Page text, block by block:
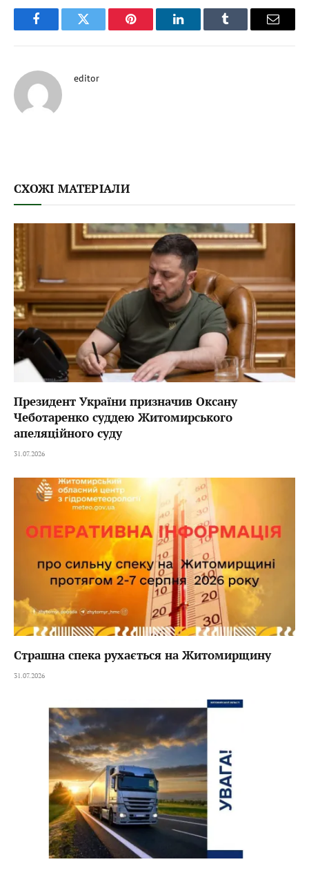
FacebookTwitter Pinterest LinkedInTumblr Email
editor
СХОЖІ МАТЕРІАЛИ
Президент України призначив Оксану
Чеботаренко суддею Житомирського
апеляційного суду
31.07.2026
Страшна спека рухається на Житомирщину
31.07.2026